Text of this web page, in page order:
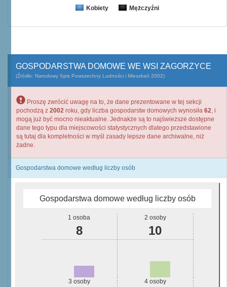
Kobiety Mężczyźni
GOSPODARSTWA DOMOWE WE WSI ZAGORZYCE
(Źródło: Narodowy Spis Powszechny Ludności i Mieszkań 2002)
Proszę zwrócić uwagę na to, że dane prezentowane w tej sekcji
pochodzą z 2002 roku, gdy liczba gospodarstw domowych wynosiła 62, i
mogą już być mocno nieaktualne. Jednakże są to najświeższe dostępne
dane tego typu dla miejscowości statystycznych dlatego przedstawione
są tutaj dla kompletności w myśl zasady lepsze dane archiwalne, niż
żadne.
Gospodarstwa domowe według liczby osób
Gospodarstwa domowe według liczby osób
1 osoba
8
2 osoby
10
3 osoby 4 osoby